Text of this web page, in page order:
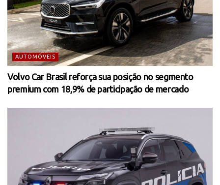
AUTOMÓVEIS
Volvo Car Brasil reforça sua posição no segmento
premium com 18,9% de participação de mercado